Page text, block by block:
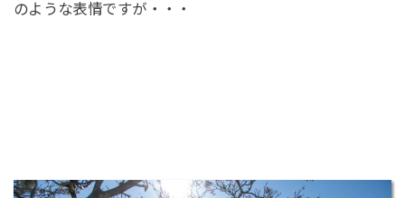
のような表情ですが・・・